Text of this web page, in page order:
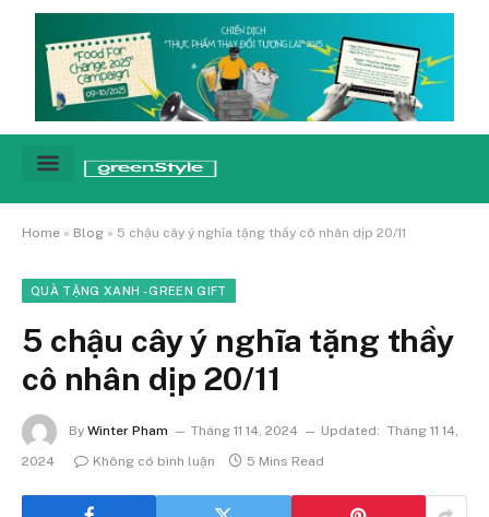
Home » Blog » 5 chậu cây ý nghĩa tặng thầy cô nhân dịp 20/11
QUÀ TẶNG XANH - GREEN GIFT
5 chậu cây ý nghĩa tặng thầy
cô nhân dịp 20/11
By Winter Pham Tháng 11 14, 2024 Updated: Tháng 11 14,
2024
Không có bình luận 5 Mins Read